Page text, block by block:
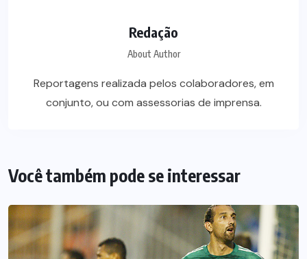
Redação
About Author
Reportagens realizada pelos colaboradores, em
conjunto, ou com assessorias de imprensa.
Você também pode se interessar